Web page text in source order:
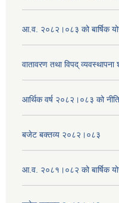
आ.व. २०८२।०८३ को बार्षिक
वातावरण तथा विपद्
आर्थिक वर्ष २०८२।०८३ को
बजेट बक्तव्य २०८२।०८३
आ.व. २०८१।०८२ को बार्षिक